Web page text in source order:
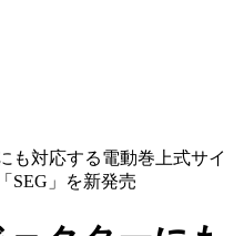
も対応する電動巻上式サイ
SEG」を新発売